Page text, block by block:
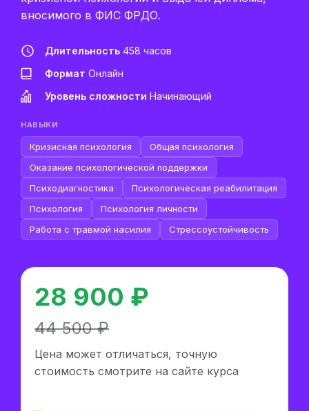
вносимого в ФИС ФРДО.
Длительность 458 часов
Формат Онлайн
Уровень сложности Начинающий
НАВЫКИ
Кризисная психология
Общая психология
Оказание психологической поддержки
Психодиагностика
Психологическая реабилитация
Психология
Психология личности
Работа с травмой насилия
Стрессоустойчивость
28 900 ₽
44 500 ₽
Цена может отличаться, точную
стоимость смотрите на сайте курса